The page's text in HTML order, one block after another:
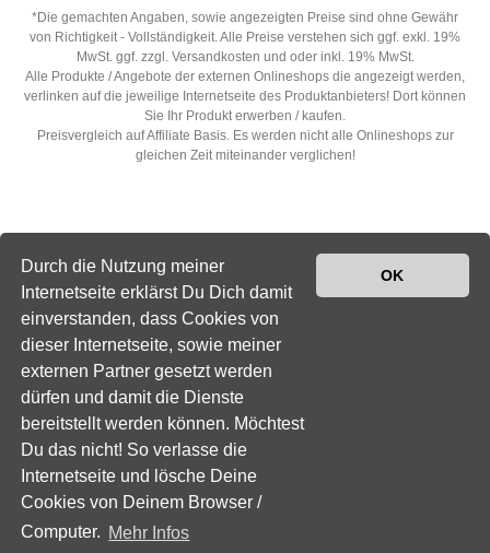
Durch die Nutzung meiner
Internetseite erklärst Du Dich damit
einverstanden, dass Cookies von
dieser Internetseite, sowie meiner
externen Partner gesetzt werden
dürfen und damit die Dienste
bereitstellt werden können. Möchtest
Du das nicht! So verlasse die
Internetseite und lösche Deine
Cookies von Deinem Browser /
Computer. Mehr Infos
OK
*Die gemachten Angaben, sowie angezeigten Preise sind ohne Gewähr
von Richtigkeit - Vollständigkeit. Alle Preise verstehen sich ggf. exkl. 19%
MwSt. ggf. zzgl. Versandkosten und oder inkl. 19% MwSt.
Alle Produkte / Angebote der externen Onlineshops die angezeigt werden,
verlinken auf die jeweilige Internetseite des Produktanbieters! Dort können
Sie Ihr Produkt erwerben / kaufen.
Preisvergleich auf Affiliate Basis. Es werden nicht alle Onlineshops zur
gleichen Zeit miteinander verglichen!
abonnieren
*Die gemachten Angaben, sowie angezeigten Preise sind ohne Gewähr von
Richtigkeit - Vollständigkeit. Alle Preise verstehen sich ggf. exkl. 19% MwSt.
ggf. zzgl. Versandkosten und oder inkl. 19% MwSt. Alle Produkte / Angebote
der externen Onlineshops die angezeigt werden, verlinken auf die jeweilige
Internetseite des Produktanbieters! Dort können Sie Ihr Produkt erwerben /
kaufen. Preisvergleich auf Affiliate Basis. Es werden nicht alle Onlineshops
zur gleichen Zeit miteinander verglichen!